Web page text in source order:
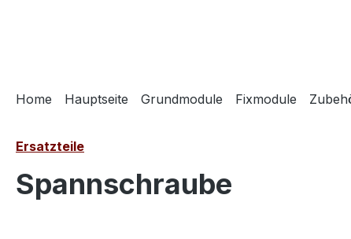
Home Hauptseite Grundmodule Fixmodule
Ersatzteile
Spannschraube